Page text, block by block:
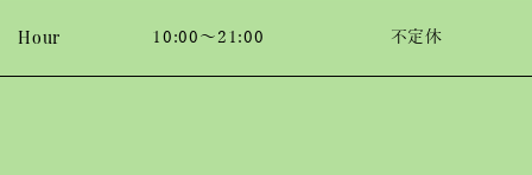
Hour 10:00～21:00 不定休